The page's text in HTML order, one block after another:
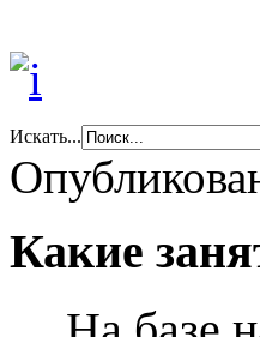
Искать...
Какие